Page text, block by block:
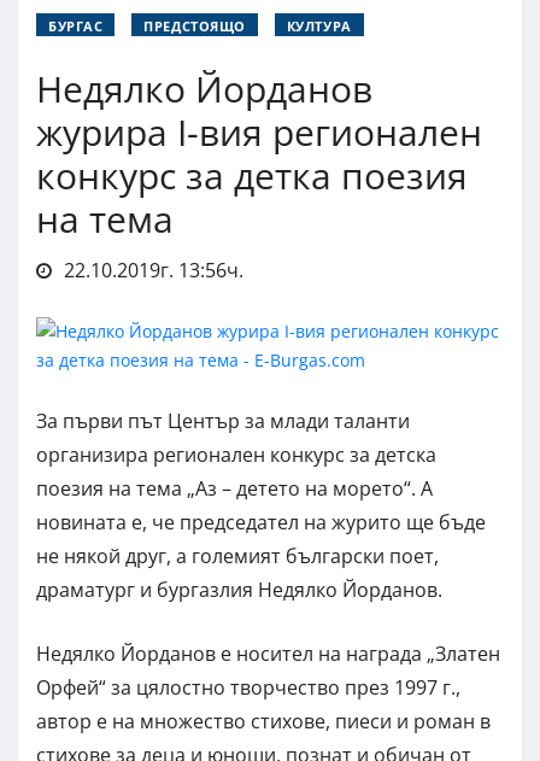
БУРГАС ПРЕДСТОЯЩО КУЛТУРА
Недялко Йорданов
журира I-вия регионален
конкурс за детка поезия
на тема
22.10.2019г. 13:56ч.
За първи път Център за млади таланти
организира регионален конкурс за детска
поезия на тема „Аз – детето на морето“. А
новината е, че председател на журито ще бъде
не някой друг, а големият български поет,
драматург и бургазлия Недялко Йорданов.
Недялко Йорданов е носител на награда „Златен
Орфей“ за цялостно творчество през 1997 г.,
автор е на множество стихове, пиеси и роман в
стихове за деца и юноши, познат и обичан от